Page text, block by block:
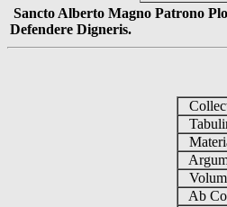
Sancto Alberto Magno Patrono
Defendere Digneris.
Ab